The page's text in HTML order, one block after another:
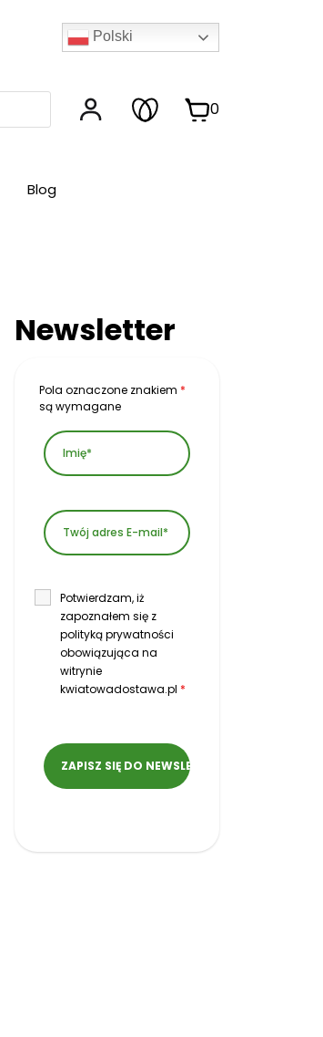
Polski
0
Blog
Newsletter
Pola oznaczone znakiem *
są wymagane
Potwierdzam, iż
zapoznałem się z
polityką prywatności
obowiązująca na
witrynie
kwiatowadostawa.pl *